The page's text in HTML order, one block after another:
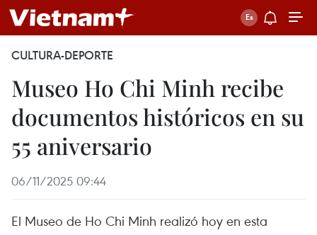
CULTURA-DEPORTE
Museo Ho Chi Minh recibe
documentos históricos en su
55 aniversario
06/11/2025 09:44
El Museo de Ho Chi Minh realizó hoy en esta